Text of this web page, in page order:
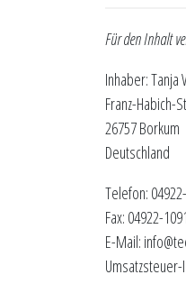
Für den Inhalt
Inhaber: Tanja
Franz-Habich-
26757 Borkum
Deutschland
Telefon:
Fax: 04922-1091
E-Mail: